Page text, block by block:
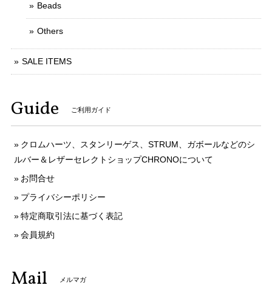
Beads
Others
SALE ITEMS
Guide ご利用ガイド
クロムハーツ、スタンリーゲス、STRUM、ガボールなどのシ
ルバー＆レザーセレクトショップCHRONOについて
お問合せ
プライバシーポリシー
特定商取引法に基づく表記
会員規約
Mail メルマガ